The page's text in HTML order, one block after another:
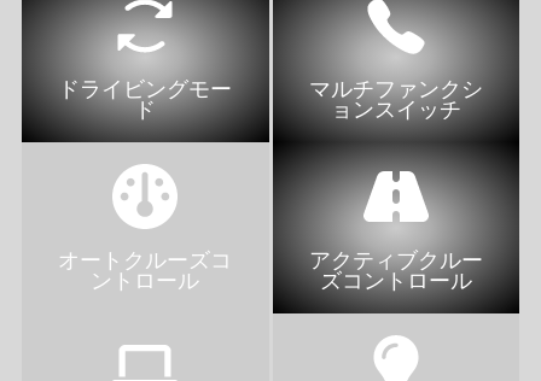
ドライビングモー
ド
マルチファンクシ
ョンスイッチ
オートクルーズコ
ントロール
アクティブクルー
ズコントロール